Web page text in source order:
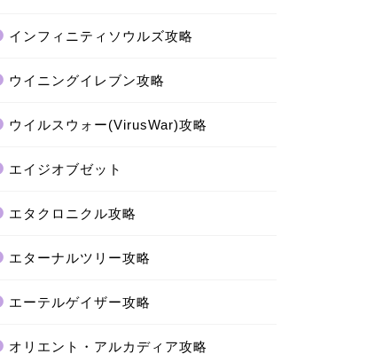
インフィニティソウルズ攻略
ウイニングイレブン攻略
ウイルスウォー(VirusWar)攻略
エイジオブゼット
エタクロニクル攻略
エターナルツリー攻略
エーテルゲイザー攻略
オリエント・アルカディア攻略